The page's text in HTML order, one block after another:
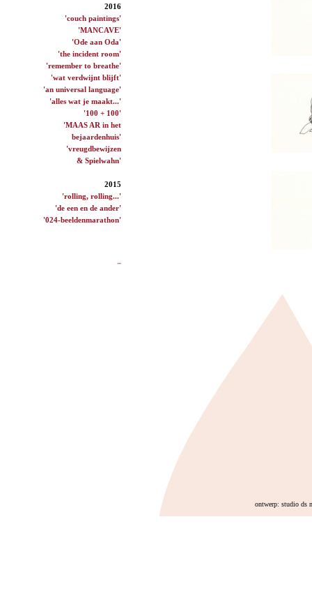
2016
'couch paintings'
'MANCAVE'
'Ode aan Oda'
'the incident room'
'remember to breathe'
'wat verdwijnt blijft'
'an universal language'
'alles wat je maakt...'
'100 + 100'
'MAAS AR in het
bejaardenhuis'
'vreugdbewijzen
& Spielwahn'
2015
'rolling, rolling...'
'de een en de ander'
'024-beeldenmarathon'
ontwerp: studio ds